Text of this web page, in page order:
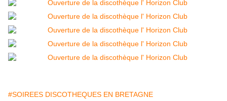
#SOIREES DISCOTHEQUES EN BRETAGNE